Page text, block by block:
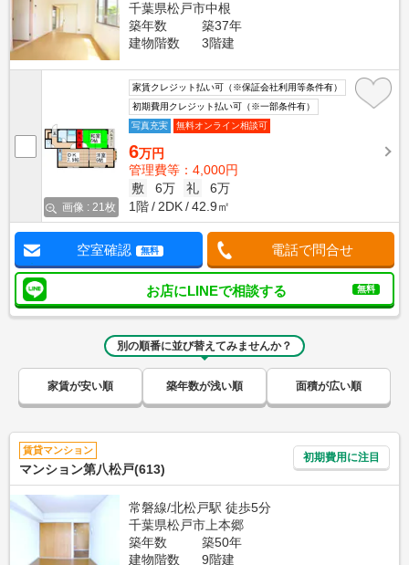
千葉県松戸市中根
築年数
築37年
建物階数
3階建
画像 : 21枚
家賃クレジット払い可（※保証会社利用等条件有）
初期費用クレジット払い可（※一部条件有）
写真充実
無料オンライン相談可
6万円
管理費等：4,000円
敷
6万 礼
6万
1階
2DK 42.9㎡
空室確認 無料 電話で問合せ
お店にLINEで相談する 無料
別の順番に並び替えてみませんか？
家賃が安い順 築年数が浅い順 面積が広い順
賃貸マンション
マンション第八松戸(613)
初期費用に注目
常磐線/北松戸駅 徒歩5分
千葉県松戸市上本郷
築年数
築50年
建物階数
9階建